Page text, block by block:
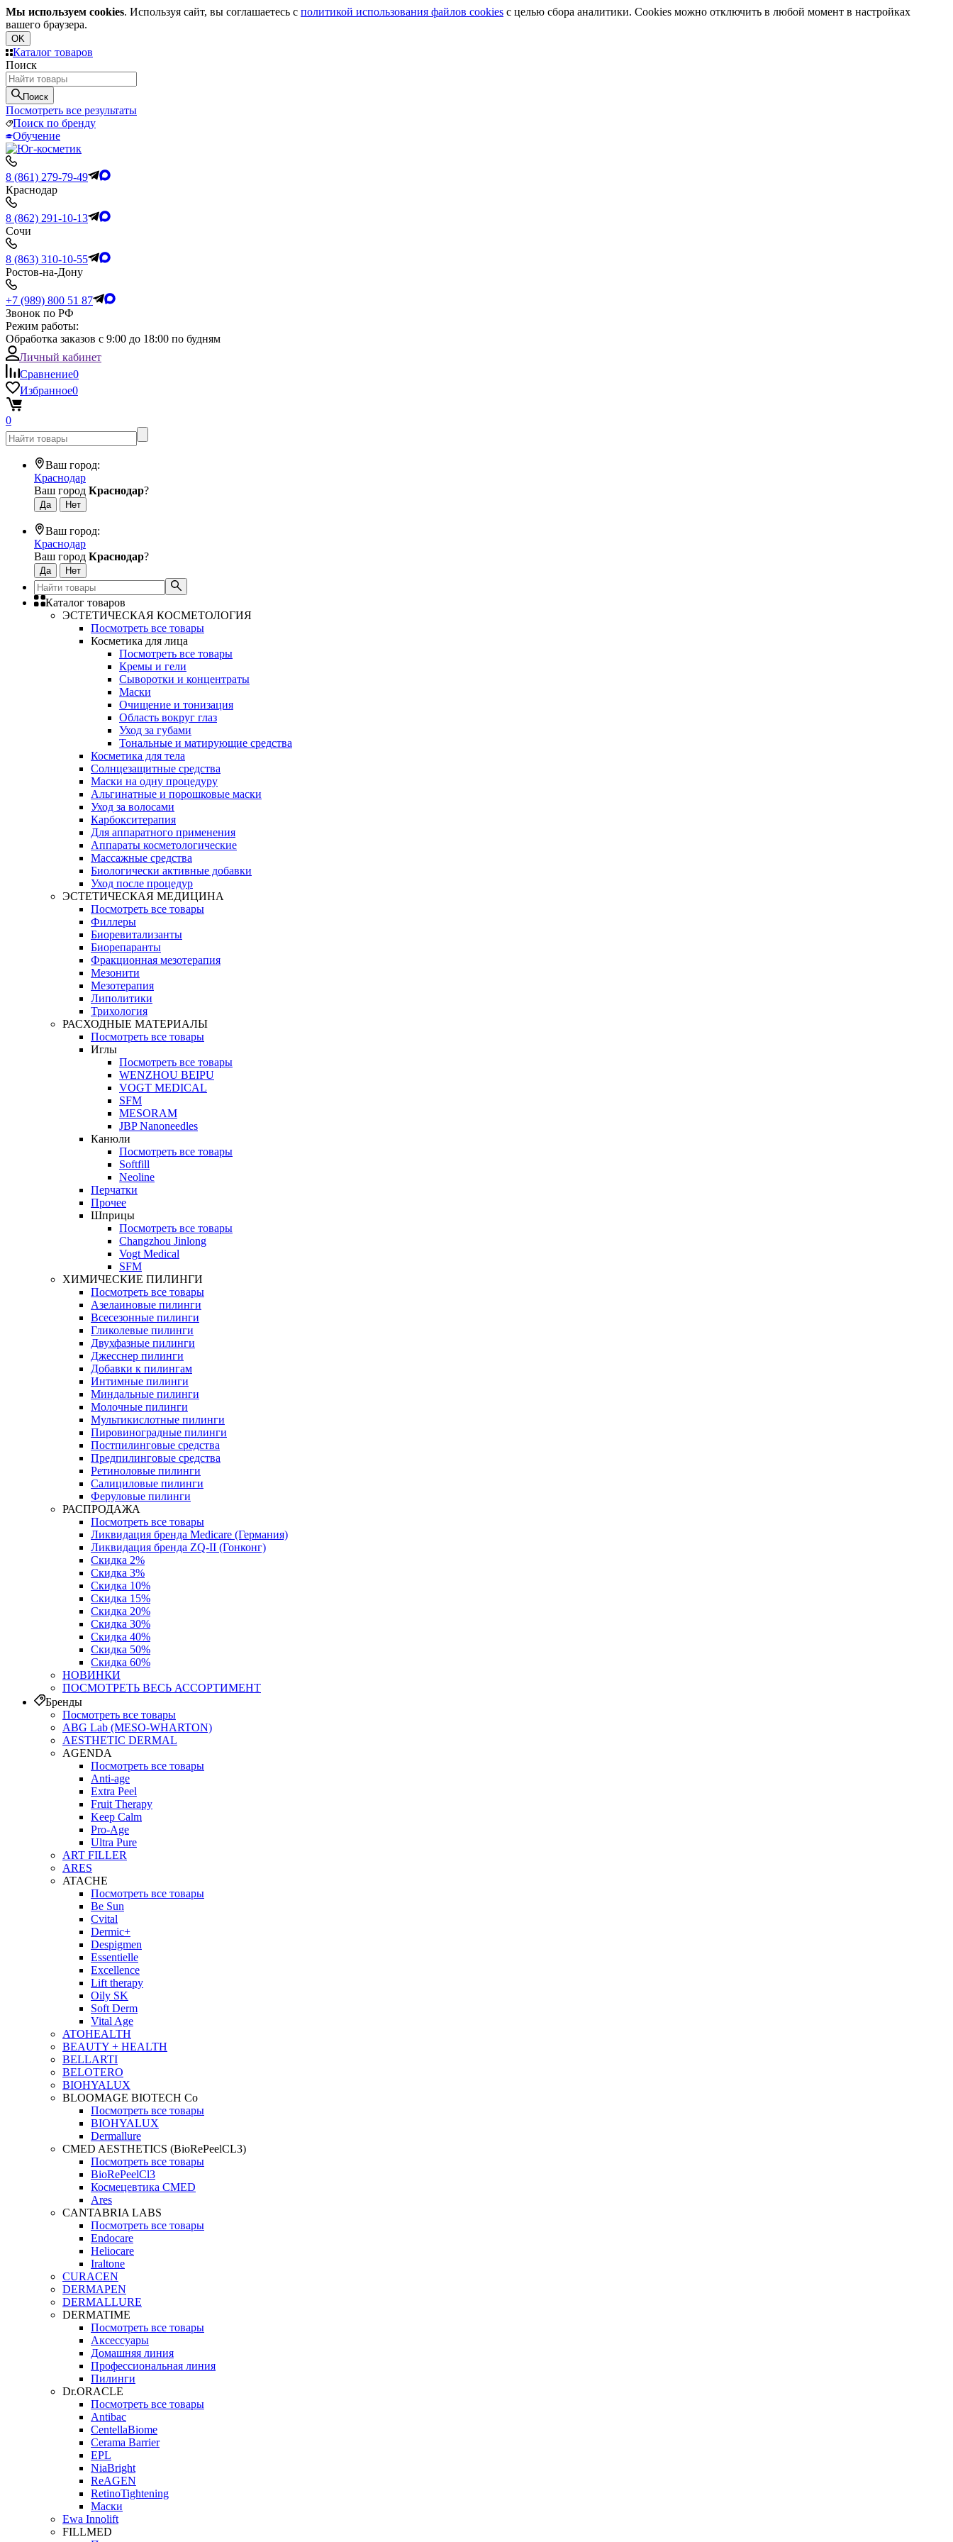
Мы используем cookies. Используя сайт, вы соглашаетесь с политикой использования файлов cookies с целью сбора аналитики. Cookies можно отключить в любой момент в настройках
вашего браузера.
OK
Каталог товаров
Поиск
Поиск
Посмотреть все результаты
Поиск по бренду
Обучение
8 (861) 279-79-49
Краснодар
8 (862) 291-10-13
Сочи
8 (863) 310-10-55
Ростов-на-Дону
+7 (989) 800 51 87
Звонок по РФ
Режим работы:
Обработка заказов с 9:00 до 18:00 по будням
Личный кабинет
Сравнение0
Избранное0
0
Ваш город:
Краснодар
Ваш город Краснодар?
Ваш город:
Краснодар
Ваш город Краснодар?
Каталог товаров
ЭСТЕТИЧЕСКАЯ КОСМЕТОЛОГИЯ
Посмотреть все товары
Косметика для лица
Посмотреть все товары
Кремы и гели
Сыворотки и концентраты
Маски
Очищение и тонизация
Область вокруг глаз
Уход за губами
Тональные и матирующие средства
Косметика для тела
Солнцезащитные средства
Маски на одну процедуру
Альгинатные и порошковые маски
Уход за волосами
Карбокситерапия
Для аппаратного применения
Аппараты косметологические
Массажные средства
Биологически активные добавки
Уход после процедур
ЭСТЕТИЧЕСКАЯ МЕДИЦИНА
Посмотреть все товары
Филлеры
Биоревитализанты
Биорепаранты
Фракционная мезотерапия
Мезонити
Мезотерапия
Липолитики
Трихология
РАСХОДНЫЕ МАТЕРИАЛЫ
Посмотреть все товары
Иглы
Посмотреть все товары
WENZHOU BEIPU
VOGT MEDICAL
SFM
MESORAM
JBP Nanoneedles
Канюли
Посмотреть все товары
Softfill
Neoline
Перчатки
Прочее
Шприцы
Посмотреть все товары
Changzhou Jinlong
Vogt Medical
SFM
ХИМИЧЕСКИЕ ПИЛИНГИ
Посмотреть все товары
Азелаиновые пилинги
Всесезонные пилинги
Гликолевые пилинги
Двухфазные пилинги
Джесснер пилинги
Добавки к пилингам
Интимные пилинги
Миндальные пилинги
Молочные пилинги
Мультикислотные пилинги
Пировиноградные пилинги
Постпилинговые средства
Предпилинговые средства
Ретиноловые пилинги
Салициловые пилинги
Феруловые пилинги
РАСПРОДАЖА
Посмотреть все товары
Ликвидация бренда Medicare (Германия)
Ликвидация бренда ZQ-II (Гонконг)
Скидка 2%
Скидка 3%
Скидка 10%
Скидка 15%
Скидка 20%
Скидка 30%
Скидка 40%
Скидка 50%
Скидка 60%
НОВИНКИ
ПОСМОТРЕТЬ ВЕСЬ АССОРТИМЕНТ
Бренды
Посмотреть все товары
ABG Lab (MESO-WHARTON)
AESTHETIC DERMAL
AGENDA
Посмотреть все товары
Anti-age
Extra Peel
Fruit Therapy
Keep Calm
Pro‑Age
Ultra Pure
ART FILLER
ARES
ATACHE
Посмотреть все товары
Be Sun
Cvital
Dermic+
Despigmen
Essentielle
Excellence
Lift therapy
Oily SK
Soft Derm
Vital Age
ATOHEALTH
BEAUTY + HEALTH
BELLARTI
BELOTERO
BIOHYALUX
BLOOMAGE BIOTECH Co
Посмотреть все товары
BIOHYALUX
Dermallure
CMED AESTHETICS (BioRePeelCL3)
Посмотреть все товары
BioRePeelCl3
Космецевтика CMED
Ares
CANTABRIA LABS
Посмотреть все товары
Endocare
Heliocare
Iraltone
CURACEN
DERMAPEN
DERMALLURE
DERMATIME
Посмотреть все товары
Аксессуары
Домашняя линия
Профессиональная линия
Пилинги
Dr.ORACLE
Посмотреть все товары
Antibac
CentellaBiome
Cerama Barrier
EPL
NiaBright
ReAGEN
RetinoTightening
Маски
Ewa Innolift
FILLMED